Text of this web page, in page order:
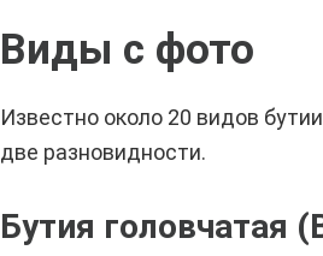
Виды с фото
Известно около 20 видов
две разновидности.
Бутия головчатая